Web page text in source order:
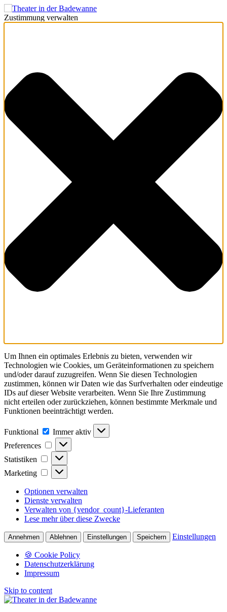
Zustimmung verwalten
Um Ihnen ein optimales Erlebnis zu bieten, verwenden wir
Technologien wie Cookies, um Geräteinformationen zu speichern
und/oder darauf zuzugreifen. Wenn Sie diesen Technologien
zustimmen, können wir Daten wie das Surfverhalten oder eindeutige
IDs auf dieser Website verarbeiten. Wenn Sie Ihre Zustimmung
nicht erteilen oder zurückziehen, können bestimmte Merkmale und
Funktionen beeinträchtigt werden.
Funktional Funktional
Immer aktiv
Preferences
Preferences
Statistiken Statistiken
Marketing Marketing
Optionen verwalten
Dienste verwalten
Verwalten von {vendor_count}-Lieferanten
Lese mehr über diese Zwecke
Annehmen Ablehnen Einstellungen Speichern Einstellungen
🍪 Cookie Policy
Datenschutzerklärung
Impressum
Skip to content